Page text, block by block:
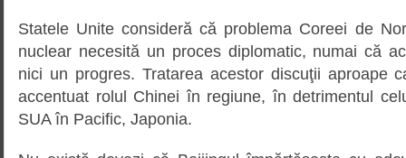
Statele Unite consideră că problema Coreei de
nuclear necesită un proces diplomatic, numai că
nici un progres. Tratarea acestor discuţii aproape
accentuat rolul Chinei în regiune, în detrimentul
SUA în Pacific, Japonia.